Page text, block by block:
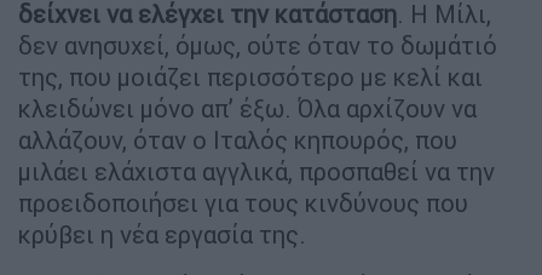
δείχνει να ελέγχει την κατάσταση. Η Μίλι,
δεν ανησυχεί, όμως, ούτε όταν το δωμάτιό
της, που μοιάζει περισσότερο με κελί και
κλειδώνει μόνο απ’ έξω. Όλα αρχίζουν να
αλλάζουν, όταν ο Ιταλός κηπουρός, που
μιλάει ελάχιστα αγγλικά, προσπαθεί να την
προειδοποιήσει για τους κινδύνους που
κρύβει η νέα εργασία της.